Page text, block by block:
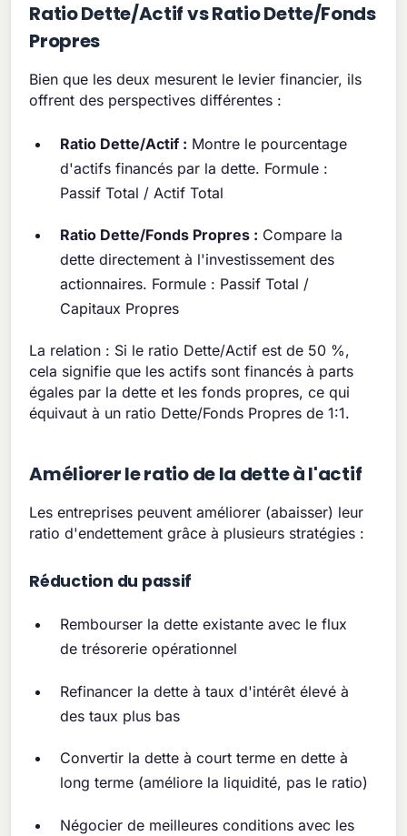
Ratio Dette/Actif vs Ratio Dette/Fonds
Propres
Bien que les deux mesurent le levier financier, ils
offrent des perspectives différentes :
Ratio Dette/Actif : Montre le pourcentage
d'actifs financés par la dette. Formule :
Passif Total / Actif Total
Ratio Dette/Fonds Propres : Compare la
dette directement à l'investissement des
actionnaires. Formule : Passif Total /
Capitaux Propres
La relation : Si le ratio Dette/Actif est de 50 %,
cela signifie que les actifs sont financés à parts
égales par la dette et les fonds propres, ce qui
équivaut à un ratio Dette/Fonds Propres de 1:1.
Améliorer le ratio de la dette à l'actif
Les entreprises peuvent améliorer (abaisser) leur
ratio d'endettement grâce à plusieurs stratégies :
Réduction du passif
Rembourser la dette existante avec le flux
de trésorerie opérationnel
Refinancer la dette à taux d'intérêt élevé à
des taux plus bas
Convertir la dette à court terme en dette à
long terme (améliore la liquidité, pas le ratio)
Négocier de meilleures conditions avec les